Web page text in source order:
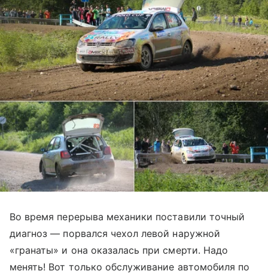
Во время перерыва механики поставили точный
диагноз — порвался чехол левой наружной
«гранаты» и она оказалась при смерти. Надо
менять! Вот только обслуживание автомобиля по